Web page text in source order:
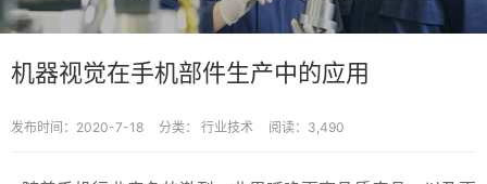
机器视觉在手机部件生产中的应用
发布时间：2020-7-18 分类： 行业技术 阅读：3,490